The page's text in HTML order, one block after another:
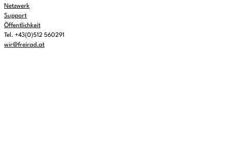
Netzwerk
Support
Öffentlichkeit
Tel. +43(0)512 560291
wir@freirad.at